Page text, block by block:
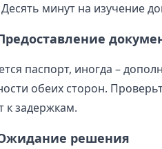
минут на изучение
паспорт, иногда –
обеих сторон.
к задержкам.
решения